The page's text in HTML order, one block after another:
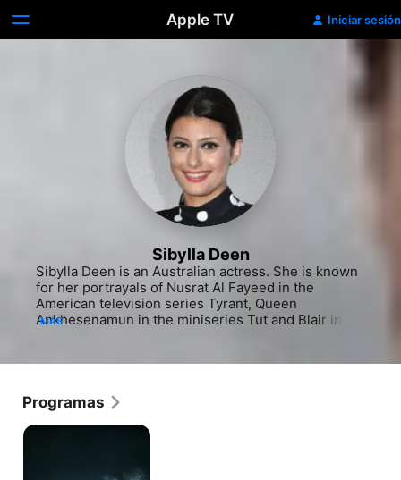
Apple TV Iniciar sesión
Sibylla Deen
Sibylla Deen is an Australian actress. She is known
for her portrayals of Nusrat Al Fayeed in the
American television series Tyrant, Queen
Ankhesenamun in the miniseries Tut and Blair in
MÁS
Programas
Tyrant